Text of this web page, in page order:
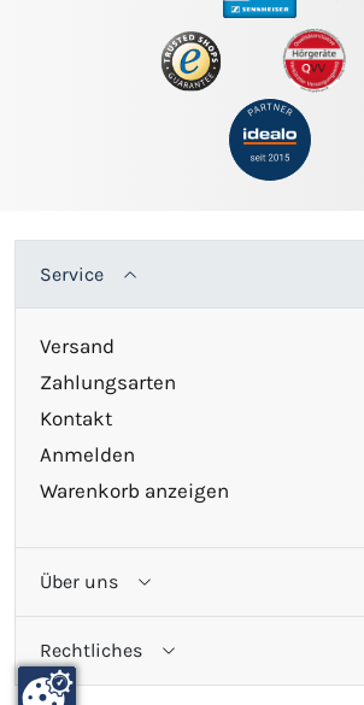
Service
Versand
Zahlungsarten
Kontakt
Anmelden
Warenkorb anzeigen
Über uns
Rechtliches